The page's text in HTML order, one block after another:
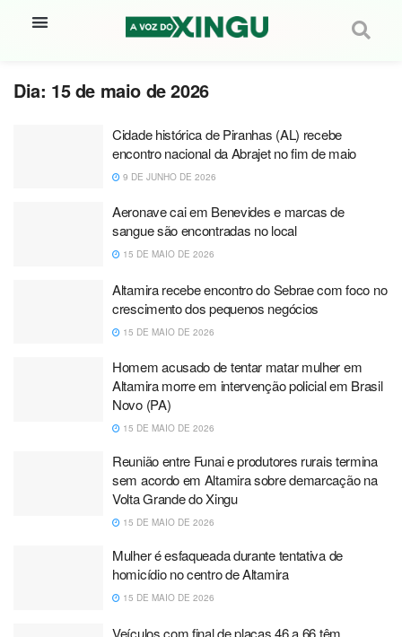
Dia: 15 de maio de 2026
Cidade histórica de Piranhas (AL) recebe
encontro nacional da Abrajet no fim de maio
9 DE JUNHO DE 2026
Aeronave cai em Benevides e marcas de
sangue são encontradas no local
15 DE MAIO DE 2026
Altamira recebe encontro do Sebrae com foco no
crescimento dos pequenos negócios
15 DE MAIO DE 2026
Homem acusado de tentar matar mulher em
Altamira morre em intervenção policial em Brasil
Novo (PA)
15 DE MAIO DE 2026
Reunião entre Funai e produtores rurais termina
sem acordo em Altamira sobre demarcação na
Volta Grande do Xingu
15 DE MAIO DE 2026
Mulher é esfaqueada durante tentativa de
homicídio no centro de Altamira
15 DE MAIO DE 2026
Veículos com final de placas 46 a 66 têm